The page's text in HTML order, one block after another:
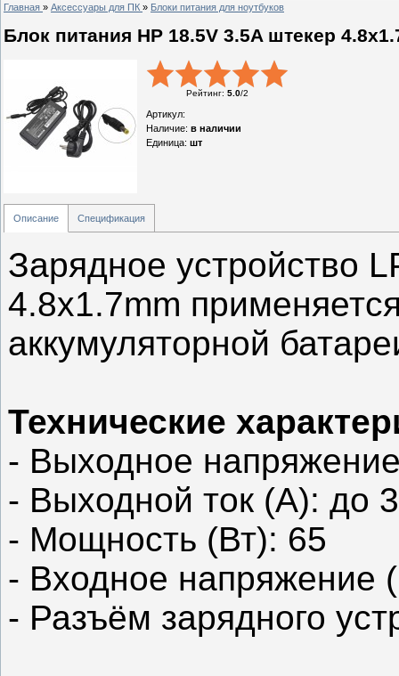
Главная » Аксессуары для ПК » Блоки питания для ноутбуков
Блок питания HP 18.5V 3.5A штекер
Рейтинг: 5.0/2
Артикул:
Наличие: в наличии
Единица: шт
Описание Спецификация
Зарядное устройство
4.8x1.7mm
аккумуляторной
Технические
- Выходное
- Выходной ток (А): до
- Мощность (Вт): 65
- Входное напряжение
- Разъём зарядного